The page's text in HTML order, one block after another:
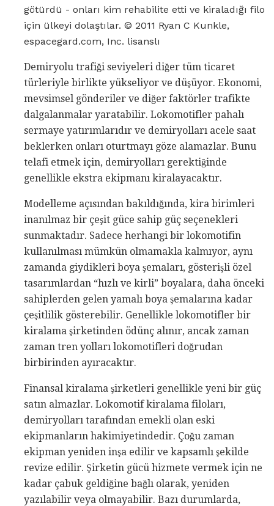
götürdü - onları kim rehabilite etti ve kiraladığı filo
için ülkeyi dolaştılar. © 2011 Ryan C Kunkle,
espacegard.com, Inc. lisanslı
Demiryolu trafiği seviyeleri diğer tüm ticaret
türleriyle birlikte yükseliyor ve düşüyor. Ekonomi,
mevsimsel gönderiler ve diğer faktörler trafikte
dalgalanmalar yaratabilir. Lokomotifler pahalı
sermaye yatırımlarıdır ve demiryolları acele saat
beklerken onları oturtmayı göze alamazlar. Bunu
telafi etmek için, demiryolları gerektiğinde
genellikle ekstra ekipmanı kiralayacaktır.
Modelleme açısından bakıldığında, kira birimleri
inanılmaz bir çeşit güce sahip güç seçenekleri
sunmaktadır. Sadece herhangi bir lokomotifin
kullanılması mümkün olmamakla kalmıyor, aynı
zamanda giydikleri boya şemaları, gösterişli özel
tasarımlardan “hızlı ve kirli” boyalara, daha önceki
sahiplerden gelen yamalı boya şemalarına kadar
çeşitlilik gösterebilir. Genellikle lokomotifler bir
kiralama şirketinden ödünç alınır, ancak zaman
zaman tren yolları lokomotifleri doğrudan
birbirinden ayıracaktır.
Finansal kiralama şirketleri genellikle yeni bir güç
satın almazlar. Lokomotif kiralama filoları,
demiryolları tarafından emekli olan eski
ekipmanların hakimiyetindedir. Çoğu zaman
ekipman yeniden inşa edilir ve kapsamlı şekilde
revize edilir. Şirketin gücü hizmete vermek için ne
kadar çabuk geldiğine bağlı olarak, yeniden
yazılabilir veya olmayabilir. Bazı durumlarda,